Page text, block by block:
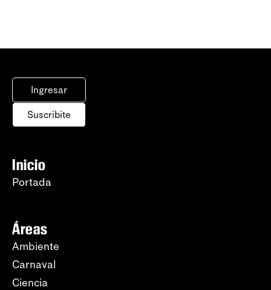
Ingresar
Suscribite
Inicio
Portada
Áreas
Ambiente
Carnaval
Ciencia